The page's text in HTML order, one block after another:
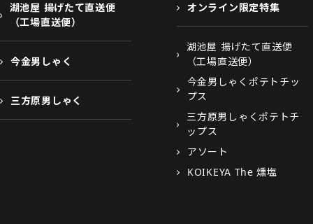
湖池屋 揚げたて直送便
（工場直送便）
今金男しゃく
三方原男しゃく
オンライン限定特集
湖池屋 揚げたて直送便
（工場直送便）
今金男しゃくポテトチッ
プス
三方原男しゃくポテトチ
ップス
アソート
KOIKEYA The 燻塩